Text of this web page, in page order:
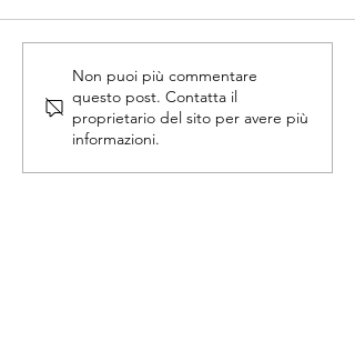
Identifying a regulatory
framework for LCD and
VLCD products sold in the
UK
Non puoi più commentare
questo post. Contatta il
proprietario del sito per avere più
informazioni.